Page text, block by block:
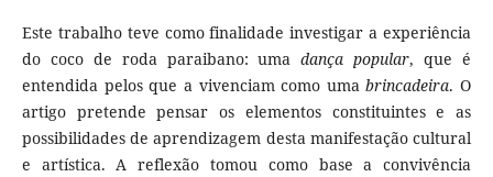
Este trabalho teve como finalidade investigar a experiência
do coco de roda paraibano: umadança popular, que é
entendida pelos que a vivenciam como umabrincadeira. O
artigo pretende pensar os elementos constituintes e as
possibilidades de aprendizagem desta manifestação cultural
e artística. A reflexão tomou como base a convivência